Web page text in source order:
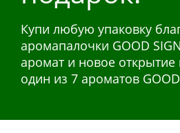
Купи любую упаковку
аромапалочки GOOD
аромат и новое
один из 7 ароматов
Натуральные
в применении и
организма. Широкий
система, энергия,
отличии от химических
содержит аммиак и